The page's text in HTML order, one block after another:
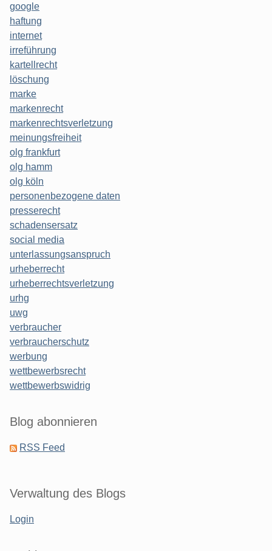
google
haftung
internet
irreführung
kartellrecht
löschung
marke
markenrecht
markenrechtsverletzung
meinungsfreiheit
olg frankfurt
olg hamm
olg köln
personenbezogene daten
presserecht
schadensersatz
social media
unterlassungsanspruch
urheberrecht
urheberrechtsverletzung
urhg
uwg
verbraucher
verbraucherschutz
werbung
wettbewerbsrecht
wettbewerbswidrig
Blog abonnieren
RSS Feed
Verwaltung des Blogs
Login